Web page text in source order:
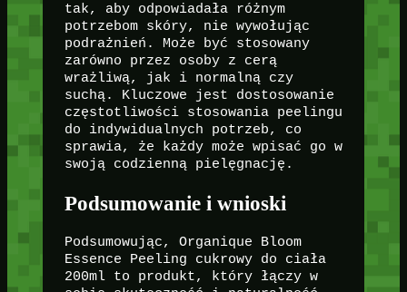
tak, aby odpowiadała różnym
potrzebom skóry, nie wywołując
podrażnień. Może być stosowany
zarówno przez osoby z cerą
wrażliwą, jak i normalną czy
suchą. Kluczowe jest dostosowanie
częstotliwości stosowania peelingu
do indywidualnych potrzeb, co
sprawia, że każdy może wpisać go w
swoją codzienną pielęgnację.
Podsumowanie i wnioski
Podsumowując, Organique Bloom
Essence Peeling cukrowy do ciała
200ml to produkt, który łączy w